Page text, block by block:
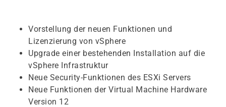
Vorstellung der neuen Funktionen und
Lizenzierung von vSphere
Upgrade einer bestehenden Installation auf die
vSphere Infrastruktur
Neue Security-Funktionen des ESXi Servers
Neue Funktionen der Virtual Machine Hardware
Version 12